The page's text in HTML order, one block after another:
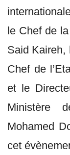
le Chef de
Said Kaireh,
Chef de
et le
Ministère
Mohamed
cet